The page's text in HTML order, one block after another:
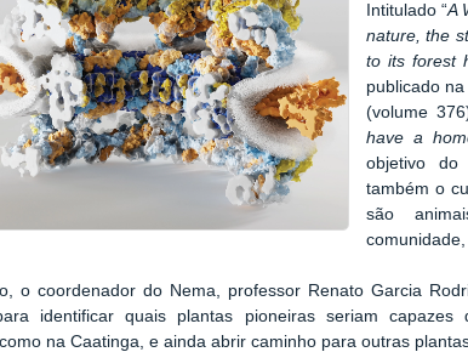
Intitulado “A
nature, the
to its forest
publicado
(volume
have a
objetivo
também o
são
o coordenador do Nema, professor Renato Garcia
identificar quais plantas pioneiras seriam
na Caatinga, e ainda abrir caminho para outras